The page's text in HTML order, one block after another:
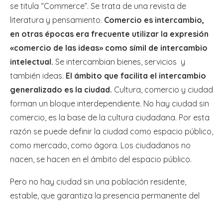
se titula “Commerce”. Se trata de una revista de
literatura y pensamiento. Comercio es intercambio,
en otras épocas era frecuente utilizar la expresión
«comercio de las ideas» como símil de intercambio
intelectual. Se intercambian bienes, servicios y
también ideas. El ámbito que facilita el intercambio
generalizado es la ciudad. Cultura, comercio y ciudad
forman un bloque interdependiente. No hay ciudad sin
comercio, es la base de la cultura ciudadana. Por esta
razón se puede definir la ciudad como espacio público,
como mercado, como ágora. Los ciudadanos no
nacen, se hacen en el ámbito del espacio público.
Pero no hay ciudad sin una población residente,
estable, que garantiza la presencia permanente del